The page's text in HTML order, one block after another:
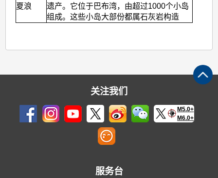
夏浪
遗产。它位于巴布湾，由超过1000个小岛
组成。这些小岛大部份都属石灰岩构造
关注我们
M5.0+
M6.0+
服务台